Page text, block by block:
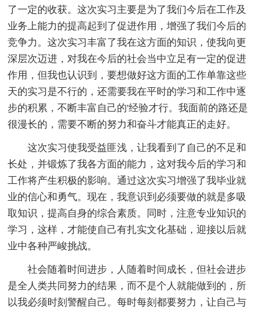
了一定的收获。这次实习主要是为了我们今后在工作及
业务上能力的提高起到了促进作用，增强了我们今后的
竞争力。这次实习丰富了我在这方面的知识，使我向更
深层次迈进，对我在今后的社会当中立足有一定的促进
作用，但我也认识到，要想做好这方面的工作单靠这些
天的实习是不行的，还需要我在平时的学习和工作中逐
步的积累，不断丰富自己的'经验才行。我面前的路还是
很漫长的，需要不断的努力和奋斗才能真正的走好。
这次实习使我受益匪浅，让我看到了自己的不足和
长处，并锻炼了我各方面的能力，这对我今后的学习和
工作将产生积极的影响。通过这次实习增强了我毕业就
业的信心和勇气。现在，我意识到必须要做的就是多吸
取知识，提高自身的综合素质。同时，注意专业知识的
学习，这样，才能使自己有扎实文化基础，迎接以后就
业中各种严峻挑战。
社会随着时间进步，人随着时间成长，但社会进步
是全人类共同努力的结果，而不是个人就能做到的，所
以我必须时刻警醒自己。每时每刻都要努力，让自己与